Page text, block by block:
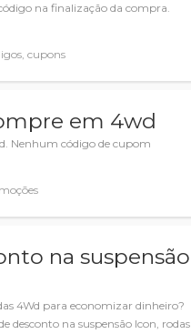
na finalização da compra.
cupons
em 4wd
Nenhum código de cupom
na suspensão
4Wd para economizar dinheiro?
desconto na suspensão Icon, rodas